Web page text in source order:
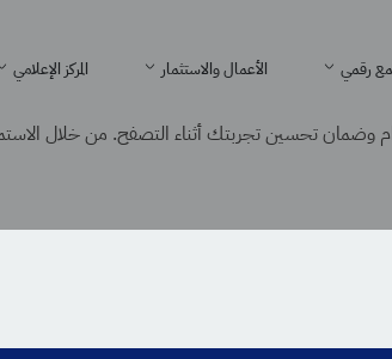
رقمي الأعمال والاستثمار المركز الإعلامي
تحسين تجربتك أثناء التصفح. من خلال